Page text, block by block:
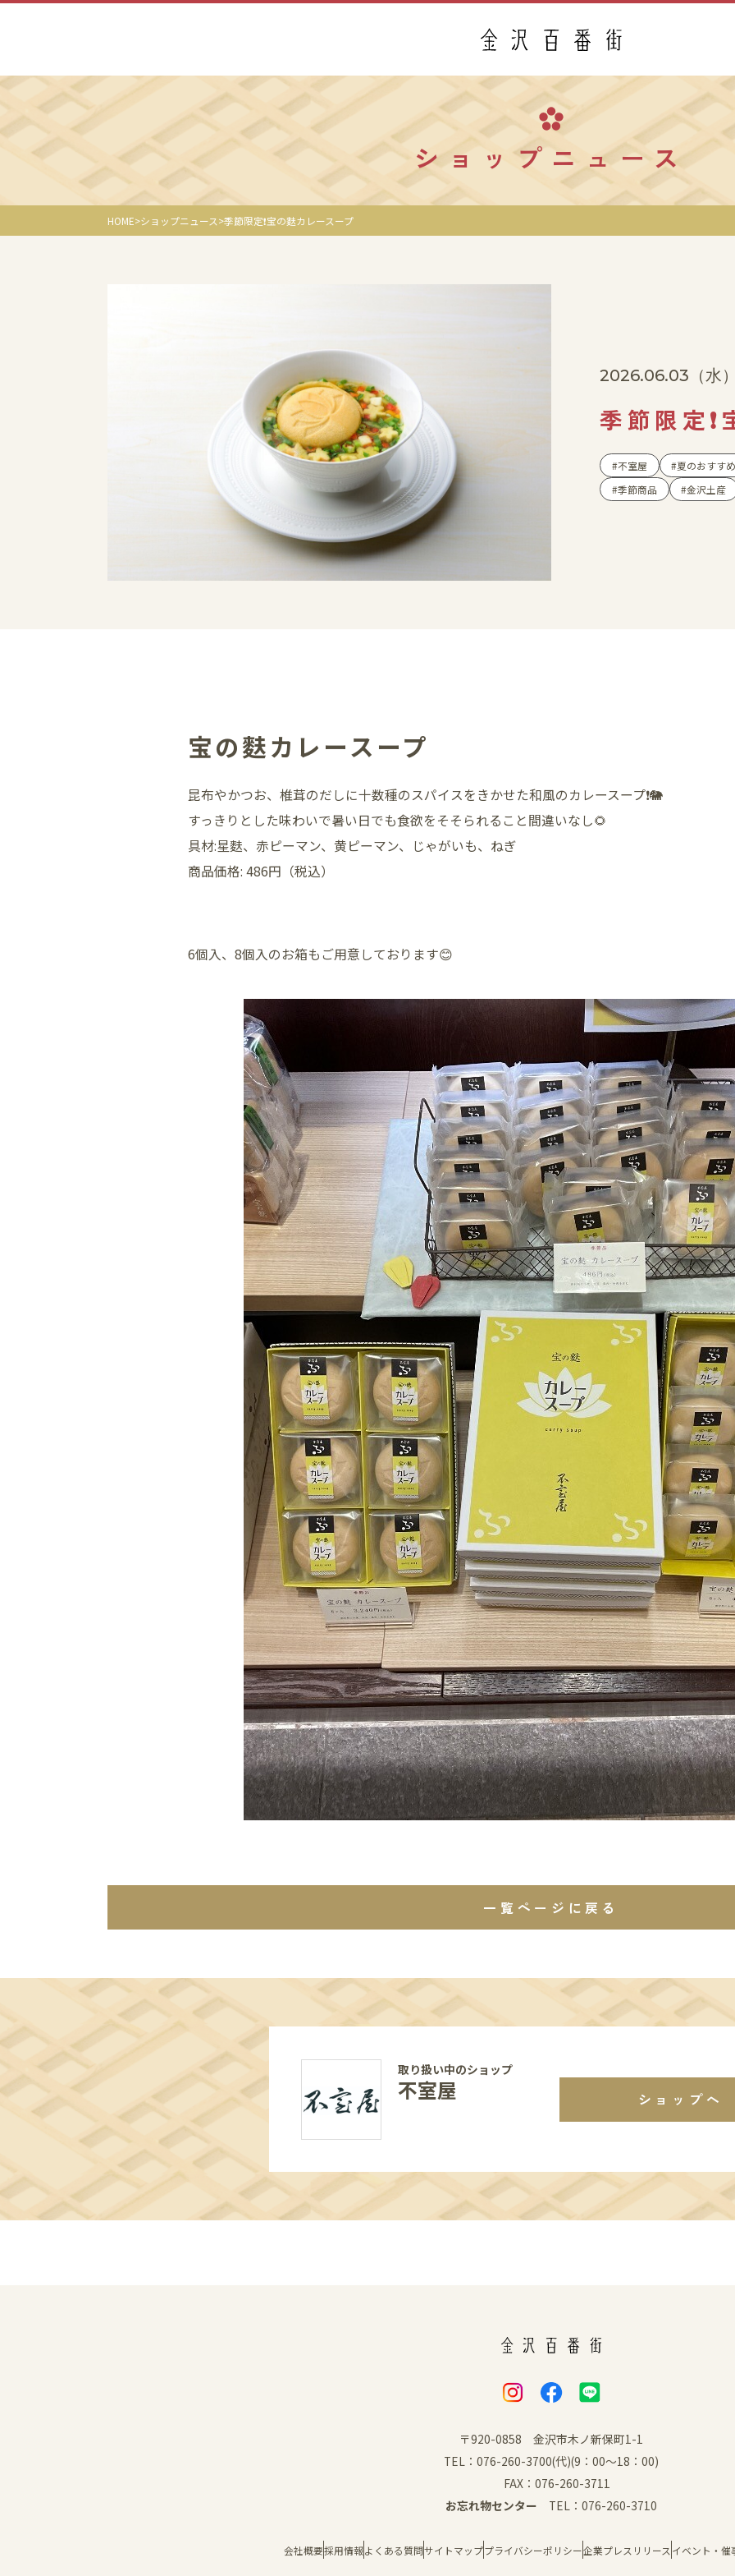
ショップニュース
HOME ショップニュース 季節限定❗️宝の麩カレースープ
2026.06.03 （水
季節限定
不室屋
夏のおすす
季節商品
金沢土産
宝の麩カレースープ
昆布やかつお、椎茸のだしに十数種のスパイスをきかせた和風のカレースープ❗️🐘
すっきりとした味わいで暑い日でも食欲をそそられること間違いなし🌻
具材:星麩、赤ピーマン、黄ピーマン、じゃがいも、ねぎ
商品価格: 486円（税込）
6個入、8個入のお箱もご用意しております😊
一覧ページに戻る
取り扱い中のショップ
不室屋 ショップへ
〒920-0858 金沢市木ノ新保町1-1
TEL：076-260-3700(代)(9：00～18：00)
FAX：076-260-3711
お忘れ物センター TEL：076-260-3710
会社概要採用情報よくある質問サイトマッププライバシーポリシー企業プレスリリース イベント・催